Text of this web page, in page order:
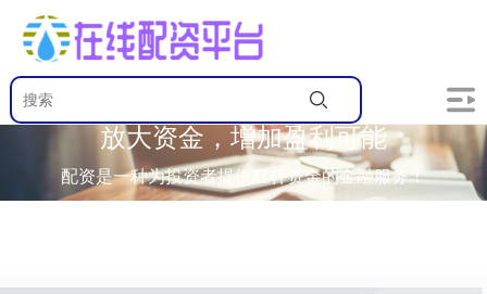
放大资金，增加盈利可能
配资是一种为投资者提供杠杆资金的金融服务！